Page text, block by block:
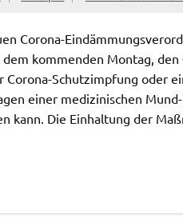
Corona-
kommenden Montag,
Corona-Schutzimpfung oder
einer medizinischen
kann. Die Einhaltung der